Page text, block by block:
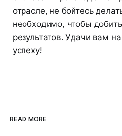
отрасле, не бойтесь
необходимо, чтобы
результатов. Удачи вам
успеху!
READ MORE